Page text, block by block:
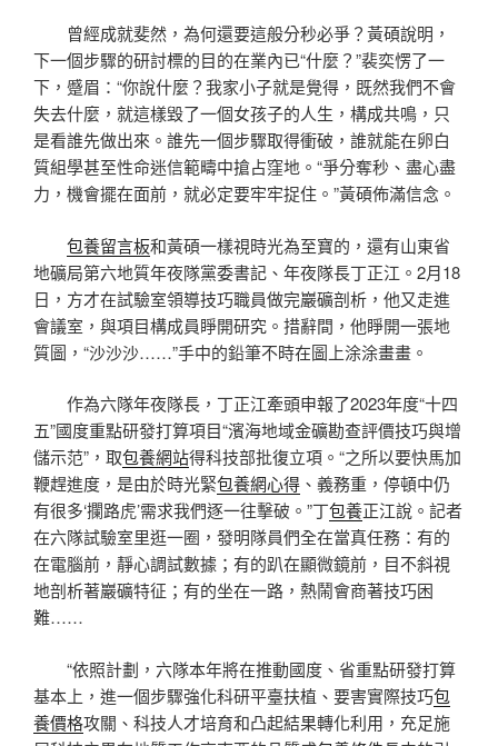
曾經成就斐然，為何還要這般分秒必爭？黃碩說明，
下一個步驟的研討標的目的在業內已“什麼？”裴奕愣了一
下，蹙眉：“你說什麼？我家小子就是覺得，既然我們不會
失去什麼，就這樣毀了一個女孩子的人生，構成共鳴，只
是看誰先做出來。誰先一個步驟取得衝破，誰就能在卵白
質組學甚至性命迷信範疇中搶占窪地。“爭分奪秒、盡心盡
力，機會擺在面前，就必定要牢牢捉住。”黃碩佈滿信念。
包養留言板和黃碩一樣視時光為至寶的，還有山東省
地礦局第六地質年夜隊黨委書記、年夜隊長丁正江。2月18
日，方才在試驗室領導技巧職員做完巖礦剖析，他又走進
會議室，與項目構成員睜開研究。措辭間，他睜開一張地
質圖，“沙沙沙……”手中的鉛筆不時在圖上涂涂畫畫。
作為六隊年夜隊長，丁正江牽頭申報了2023年度“十四
五”國度重點研發打算項目“濱海地域金礦勘查評價技巧與增
儲示范”，取包養網站得科技部批復立項。“之所以要快馬加
鞭趕進度，是由於時光緊包養網心得 、義務重，停頓中仍
有很多‘攔路虎’需求我們逐一往擊破。”丁包養正江說。記者
在六隊試驗室里逛一圈，發明隊員們全在當真任務：有的
在電腦前，靜心調試數據；有的趴在顯微鏡前，目不斜視
地剖析著巖礦特征；有的坐在一路，熱鬧會商著技巧困
難……
“依照計劃，六隊本年將在推動國度、省重點研發打算
基本上，進一個步驟強化科研平臺扶植、要害實際技巧包
養價格攻關、科技人才培育和凸起結果轉化利用，充足施